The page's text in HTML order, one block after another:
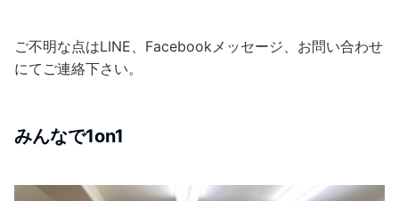
ご不明な点はLINE、Facebookメッセージ、お問い合わせ
にてご連絡下さい。
みんなで1on1